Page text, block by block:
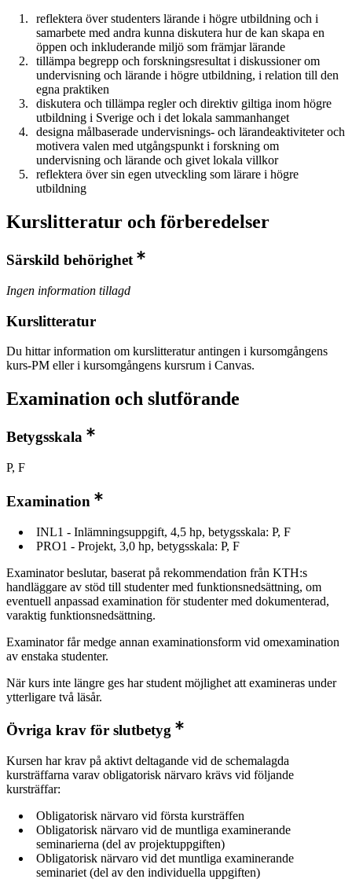
reflektera över studenters lärande i högre utbildning och i
samarbete med andra kunna diskutera hur de kan skapa en
öppen och inkluderande miljö som främjar lärande
tillämpa begrepp och forskningsresultat i diskussioner om
undervisning och lärande i högre utbildning, i relation till den
egna praktiken
diskutera och tillämpa regler och direktiv giltiga inom högre
utbildning i Sverige och i det lokala sammanhanget
designa målbaserade undervisnings- och lärandeaktiviteter och
motivera valen med utgångspunkt i forskning om
undervisning och lärande och givet lokala villkor
reflektera över sin egen utveckling som lärare i högre
utbildning
Kurslitteratur och förberedelser
Särskild behörighet
Ingen information tillagd
Kurslitteratur
Du hittar information om kurslitteratur antingen i kursomgångens
kurs-PM eller i kursomgångens kursrum i Canvas.
Examination och slutförande
Betygsskala
P, F
Examination
INL1 - Inlämningsuppgift, 4,5 hp, betygsskala: P, F
PRO1 - Projekt, 3,0 hp, betygsskala: P, F
Examinator beslutar, baserat på rekommendation från KTH:s
handläggare av stöd till studenter med funktionsnedsättning, om
eventuell anpassad examination för studenter med dokumenterad,
varaktig funktionsnedsättning.
Examinator får medge annan examinationsform vid omexamination
av enstaka studenter.
När kurs inte längre ges har student möjlighet att examineras under
ytterligare två läsår.
Övriga krav för slutbetyg
Kursen har krav på aktivt deltagande vid de schemalagda
kursträffarna varav obligatorisk närvaro krävs vid följande
kursträffar:
Obligatorisk närvaro vid första kursträffen
Obligatorisk närvaro vid de muntliga examinerande
seminarierna (del av projektuppgiften)
Obligatorisk närvaro vid det muntliga examinerande
seminariet (del av den individuella uppgiften)